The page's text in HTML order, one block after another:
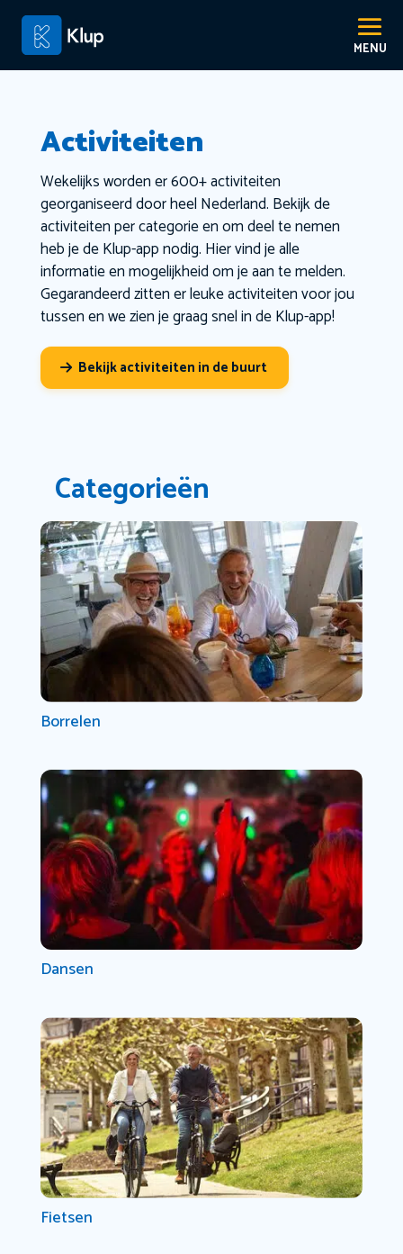
Activiteiten
Wekelijks worden er 600+ activiteiten
georganiseerd door heel Nederland. Bekijk de
activiteiten per categorie en om deel te nemen
heb je de Klup-app nodig. Hier vind je alle
informatie en mogelijkheid om je aan te melden.
Gegarandeerd zitten er leuke activiteiten voor jou
tussen en we zien je graag snel in de Klup-app!
Bekijk activiteiten in de buurt
Categorieën
Borrelen
Dansen
Fietsen